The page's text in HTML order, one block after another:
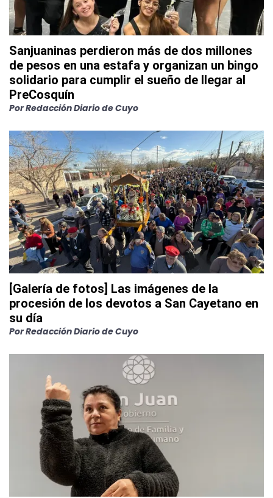
Sanjuaninas perdieron más de dos millones
de pesos en una estafa y organizan un bingo
solidario para cumplir el sueño de llegar al
PreCosquín
PorRedacción Diario de Cuyo
[Galería de fotos] Las imágenes de la
procesión de los devotos a San Cayetano en
su día
PorRedacción Diario de Cuyo